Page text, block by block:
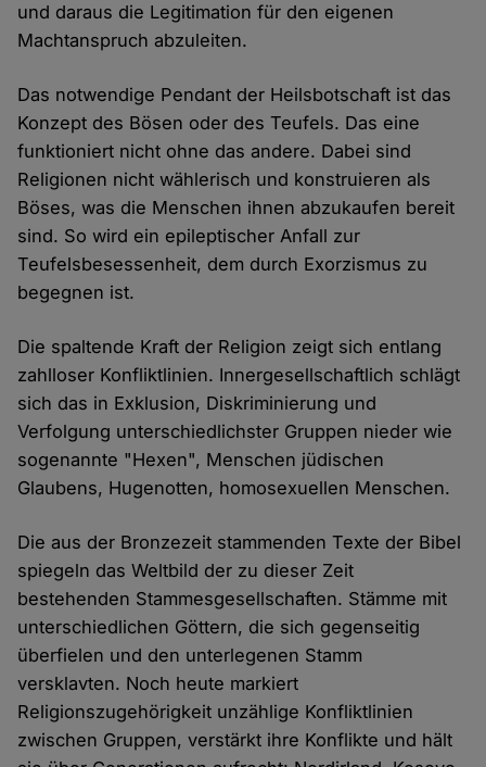
und daraus die Legitimation für den eigenen
Machtanspruch abzuleiten.
Das notwendige Pendant der Heilsbotschaft ist das
Konzept des Bösen oder des Teufels. Das eine
funktioniert nicht ohne das andere. Dabei sind
Religionen nicht wählerisch und konstruieren als
Böses, was die Menschen ihnen abzukaufen bereit
sind. So wird ein epileptischer Anfall zur
Teufelsbesessenheit, dem durch Exorzismus zu
begegnen ist.
Die spaltende Kraft der Religion zeigt sich entlang
zahlloser Konfliktlinien. Innergesellschaftlich schlägt
sich das in Exklusion, Diskriminierung und
Verfolgung unterschiedlichster Gruppen nieder wie
sogenannte "Hexen", Menschen jüdischen
Glaubens, Hugenotten, homosexuellen Menschen.
Die aus der Bronzezeit stammenden Texte der Bibel
spiegeln das Weltbild der zu dieser Zeit
bestehenden Stammesgesellschaften. Stämme mit
unterschiedlichen Göttern, die sich gegenseitig
überfielen und den unterlegenen Stamm
versklavten. Noch heute markiert
Religionszugehörigkeit unzählige Konfliktlinien
zwischen Gruppen, verstärkt ihre Konflikte und hält